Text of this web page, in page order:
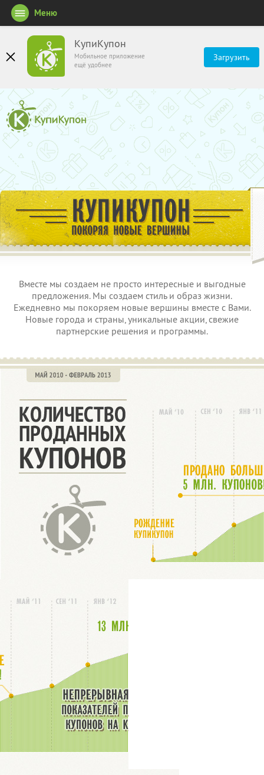
КупиКупон
Мобильное приложение
ещё удобнее
Загрузить
Меню
Вместе мы создаем не просто интересные и выгодные
предложения. Мы создаем стиль и образ жизни.
Ежедневно мы покоряем новые вершины вместе с Вами.
Новые города и страны, уникальные акции, свежие
партнерские решения и программы.